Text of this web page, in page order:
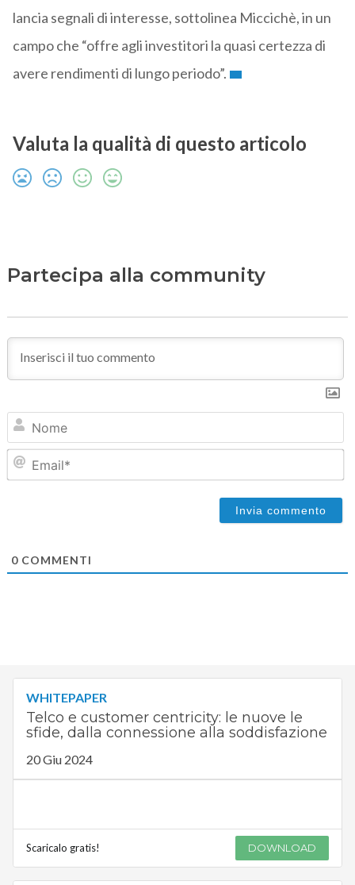
lancia segnali di interesse, sottolinea Miccichè, in un
campo che “offre agli investitori la quasi certezza di
avere rendimenti di lungo periodo”.
Valuta la qualità di questo articolo
Partecipa alla community
0COMMENTI
WHITEPAPER
Telco e customer centricity: le nuove le
sfide, dalla connessione alla soddisfazione
20 Giu 2024